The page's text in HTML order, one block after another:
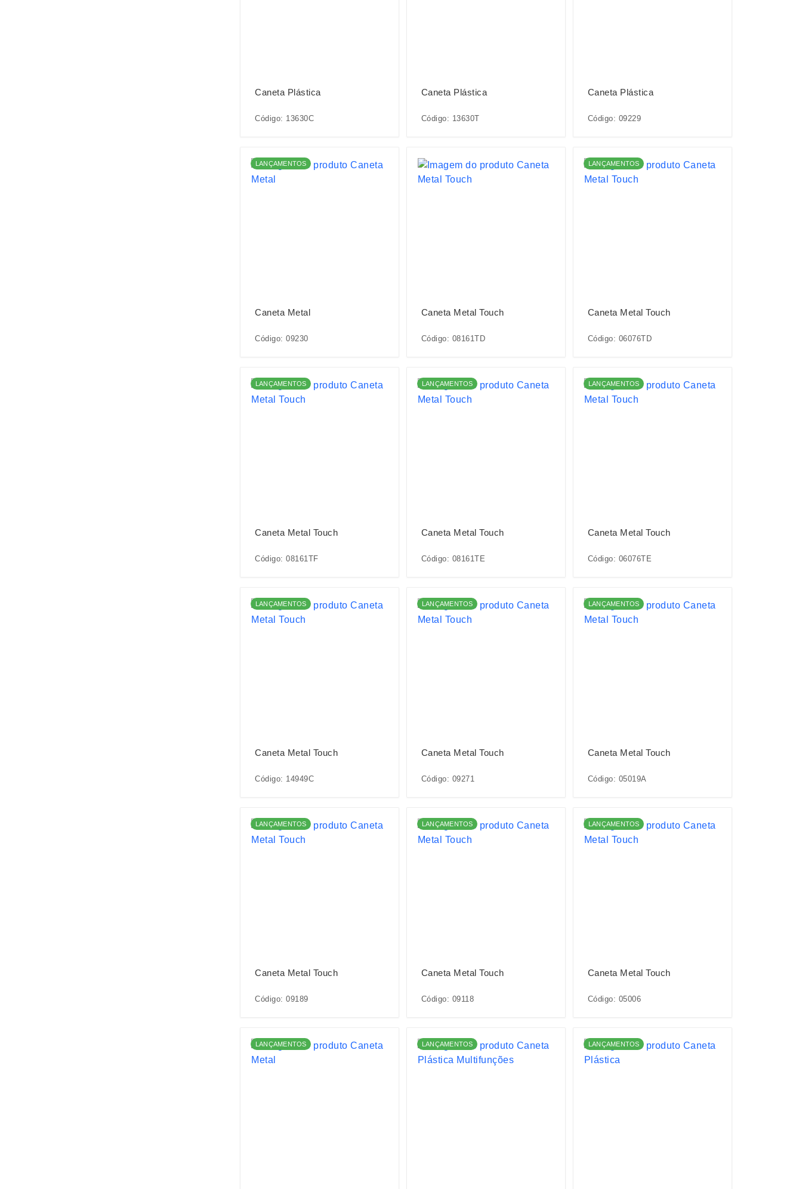
Caneta Plástica
Código: 13630C
Caneta Plástica
Código: 13630T
Caneta Plástica
Código: 09229
LANÇAMENTOS
Caneta Metal
Código: 09230
Caneta Metal Touch
Código: 08161TD
LANÇAMENTOS
Caneta Metal Touch
Código: 06076TD
LANÇAMENTOS
Caneta Metal Touch
Código: 08161TF
LANÇAMENTOS
Caneta Metal Touch
Código: 08161TE
LANÇAMENTOS
Caneta Metal Touch
Código: 06076TE
LANÇAMENTOS
Caneta Metal Touch
Código: 14949C
LANÇAMENTOS
Caneta Metal Touch
Código: 09271
LANÇAMENTOS
Caneta Metal Touch
Código: 05019A
LANÇAMENTOS
Caneta Metal Touch
Código: 09189
LANÇAMENTOS
Caneta Metal Touch
Código: 09118
LANÇAMENTOS
Caneta Metal Touch
Código: 05006
LANÇAMENTOS LANÇAMENTOS LANÇAMENTOS